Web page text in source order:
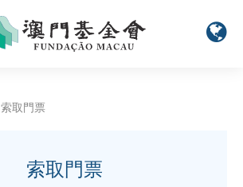
索取門票
索取門票